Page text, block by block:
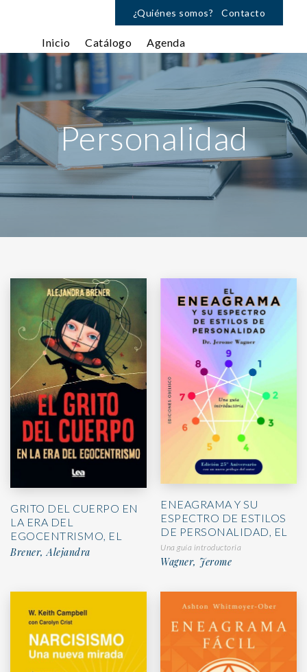
¿Quiénes somos? Contacto
Inicio Catálogo Agenda
Personalidad
GRITO DEL CUERPO EN
LA ERA DEL
EGOCENTRISMO, EL
Brener, Alejandra
ENEAGRAMA Y SU
ESPECTRO DE ESTILOS
DE PERSONALIDAD, EL
Una guía introductoria
Wagner, Jerome